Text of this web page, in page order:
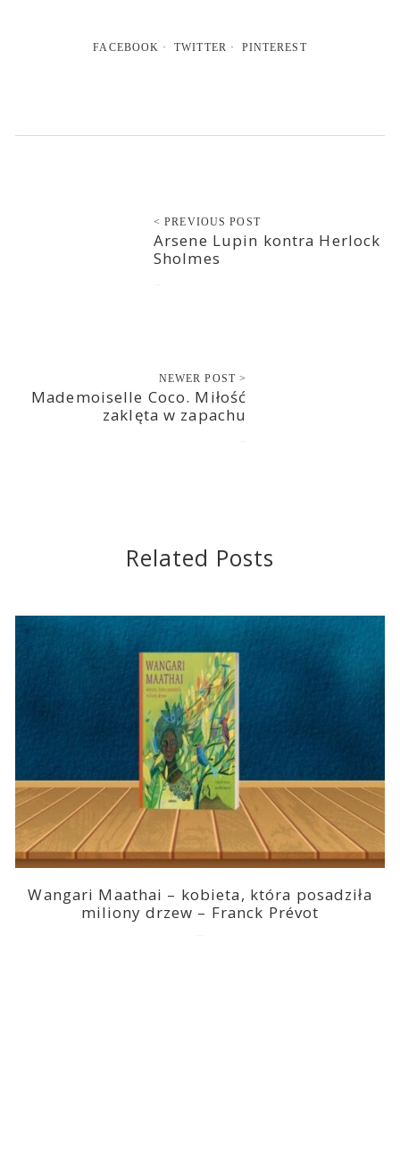
FACEBOOK TWITTER PINTEREST
< PREVIOUS POST
Arsene Lupin kontra Herlock
Sholmes
NEWER POST >
Mademoiselle Coco. Miłość
zaklęta w zapachu
Related Posts
Wangari Maathai – kobieta, która posadziła
miliony drzew – Franck Prévot